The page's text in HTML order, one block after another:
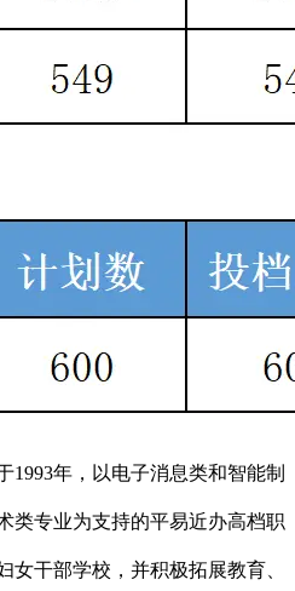
1993年，以电子消息类和智能制
类专业为支持的平易近办高档职
女干部学校，并积极拓展教育、